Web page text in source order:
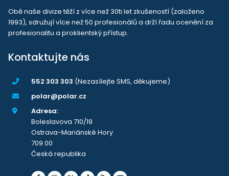
Obě naše divize těží z více než 30ti let zkušeností (založeno
1993), sdružují více než 50 profesionálů a drží řadu ocenění za
profesionalitu a proklientský přístup.
Kontaktujte nás
552 303 303 (Nezasílejte SMS, děkujeme)
polar@polar.cz
Adresa:
Boleslavova 710/19
Ostrava-Mariánské Hory
709 00
Česká republika